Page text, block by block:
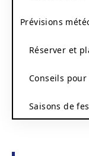
Prévisions
Réserver et
Conseils
Saisons de